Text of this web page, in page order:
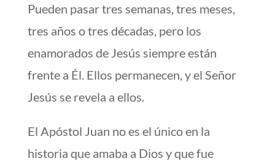
Pueden pasar tres semanas, tres meses,
tres años o tres décadas, pero los
enamorados de Jesús siempre están
frente a Él. Ellos permanecen, y el Señor
Jesús se revela a ellos.
El Apóstol Juan no es el único en la
historia que amaba a Dios y que fue